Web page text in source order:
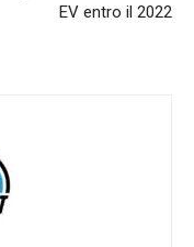
EV entro il 2022